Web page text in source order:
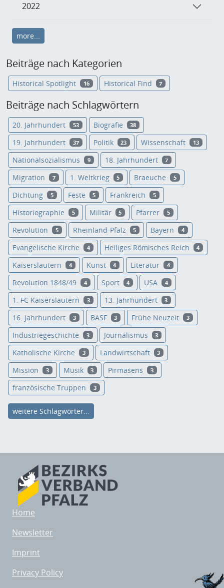
2022
more...
Beiträge nach Kategorien
Historical Spotlight 16 Historical Find 7
Beiträge nach Schlagwörtern
20. Jahrhundert 53 Biografie 38
19. Jahrhundert 37 Politik 23 Wissenschaft 13
Nationalsozialismus 9 18. Jahrhundert 7
Migration 7 1. Weltkrieg 5 Braeuche 5
Dichtung 5 Feste 5 Frankreich 5
Historiographie 5 Militär 5 Pfarrer 5
Revolution 5 Rheinland-Pfalz 5 Bayern 4
Evangelische Kirche 4 Heiliges Römisches Reich 4
Kaiserslautern 4 Kunst 4 Literatur 4
Revolution 1848/49 4 Sport 4 USA 4
1. FC Kaiserslautern 3 13. Jahrhundert 3
16. Jahrhundert 3 BASF 3 Frühe Neuzeit 3
Industriegeschichte 3 Journalismus 3
Katholische Kirche 3 Landwirtschaft 3
Mission 3 Musik 3 Pirmasens 3
französische Truppen 3
weitere Schlagwörter...
Home
Newsletter
Imprint
Privacy Policy